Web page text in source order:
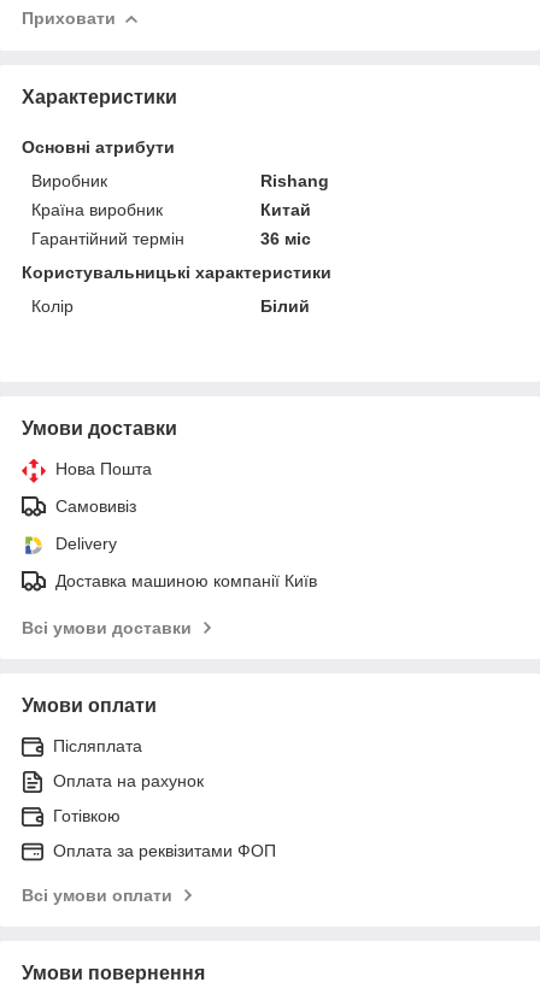
Приховати
Характеристики
Основні атрибути
Виробник
Rishang
Країна виробник
Китай
Гарантійний термін
36 міс
Користувальницькі характеристики
Колір
Білий
Умови доставки
Нова Пошта
Самовивіз
Delivery
Доставка машиною компанії Київ
Всі умови доставки
Умови оплати
Післяплата
Оплата на рахунок
Готівкою
Оплата за реквізитами ФОП
Всі умови оплати
Умови повернення